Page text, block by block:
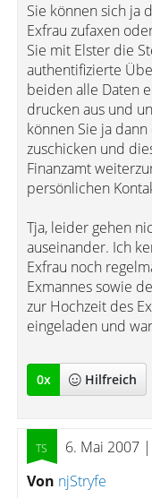
Sie können sich ja
Exfrau zufaxen
Sie mit Elster die
authentifizierte
beiden alle Daten
drucken aus und
können Sie ja
zuschicken und
Finanzamt
persönlichen
Tja, leider gehen
auseinander. Ich
Exfrau noch
Exmannes sowie
zur Hochzeit des
eingeladen und
0x Hilfreich
6. Mai 2007
Von njStryfe